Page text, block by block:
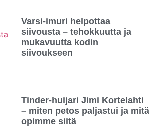
Varsi-imuri helpottaa
siivousta – tehokkuutta ja
mukavuutta kodin
siivoukseen
Tinder-huijari Jimi Kortelahti
– miten petos paljastui ja mitä
opimme siitä